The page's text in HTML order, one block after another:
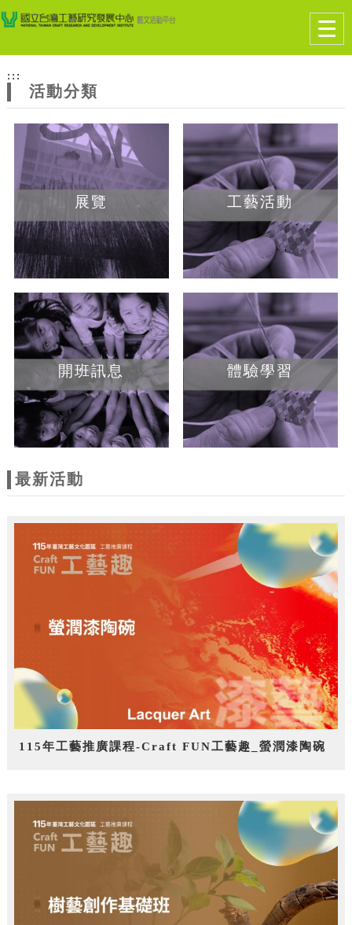
網
站
主
題
跳到主要內容
網站導覽
:::
活動分類
展覽 工藝活動
開班訊息 體驗學習
最新活動
115年工藝推廣課程-Craft FUN工藝趣_螢潤漆陶碗